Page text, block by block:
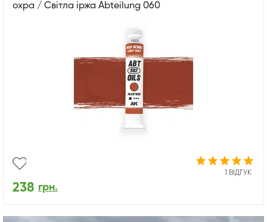
охра / Світла іржа Abteilung 060
1 ВІДГУК
238 грн.